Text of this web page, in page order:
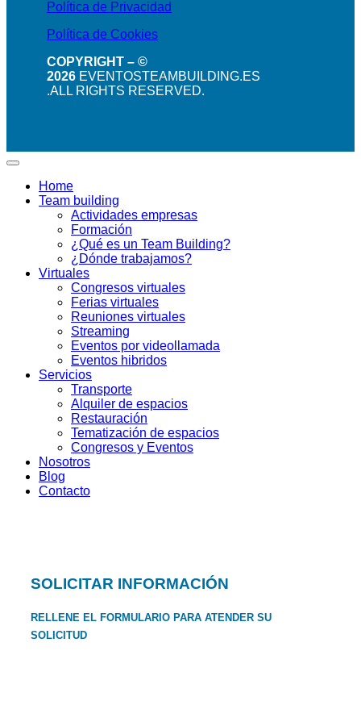
Política de Privacidad
Política de Cookies
COPYRIGHT – ©
2026 EVENTOSTEAMBUILDING.ES
.ALL RIGHTS RESERVED.
Home
Team building
Actividades empresas
Formación
¿Qué es un Team Building?
¿Dónde trabajamos?
Virtuales
Congresos virtuales
Ferias virtuales
Reuniones virtuales
Streaming
Eventos por videollamada
Eventos hibridos
Servicios
Transporte
Alquiler de espacios
Restauración
Tematización de espacios
Congresos y Eventos
Nosotros
Blog
Contacto
SOLICITAR INFORMACIÓN
RELLENE EL FORMULARIO PARA ATENDER SU
SOLICITUD